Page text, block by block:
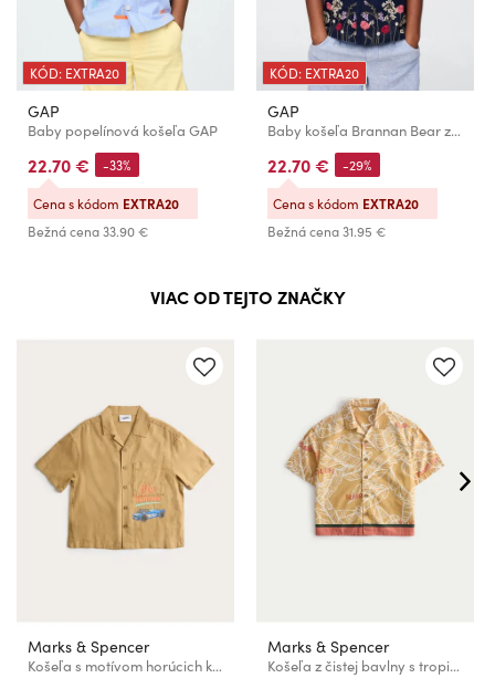
KÓD: EXTRA20
GAP
Baby popelínová košeľa GAP
22.70 €
Bežná cena33.90 €
-33%
Cena s kódom EXTRA20
KÓD: EXTRA20
GAP
Baby košeľa Brannan Bear zo zmesi ľanu GAP
22.70 €
Bežná cena31.95 €
-29%
Cena s kódom EXTRA20
VIAC OD TEJTO ZNAČKY
Marks & Spencer
Košeľa s motívom horúcich kolies a vysokým podielom ľanu s motívom chalupy (2–8 rokov) Marks & Spencer hnedá
Marks & Spencer
Košeľa z čistej bavlny s tropickým motívom (2–8 rokov) Marks & Spencer oranžová